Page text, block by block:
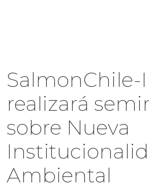
SalmonChile-
realizará
sobre Nueva
Ambiental